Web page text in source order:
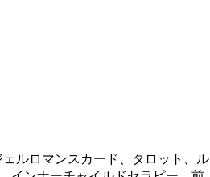
ルロマンスカード、タロット、ル